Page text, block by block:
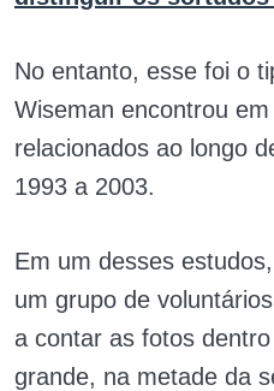
No entanto, esse foi o
Wiseman encontrou
relacionados ao longo
1993 a 2003.
Em um desses
um grupo de
a contar as fotos
grande, na metade da